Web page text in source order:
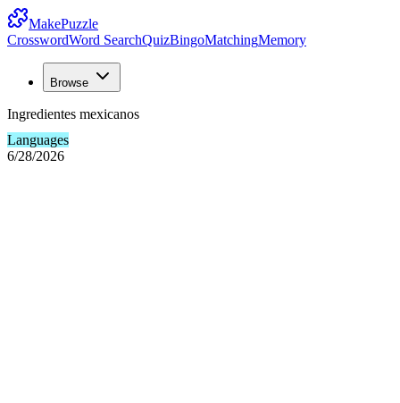
MakePuzzle
CrosswordWord SearchQuizBingoMatchingMemory
Browse
Ingredientes mexicanos
Languages
6/28/2026